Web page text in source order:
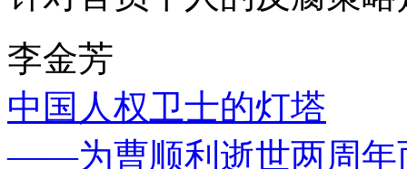
李金芳
中国人权卫士的灯塔
——为曹顺利逝世两周年